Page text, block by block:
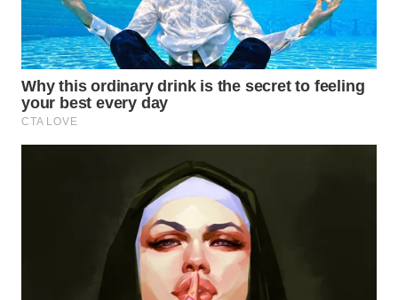
WN
TANJUNG
LESUNG
WN
LABUHANBATU